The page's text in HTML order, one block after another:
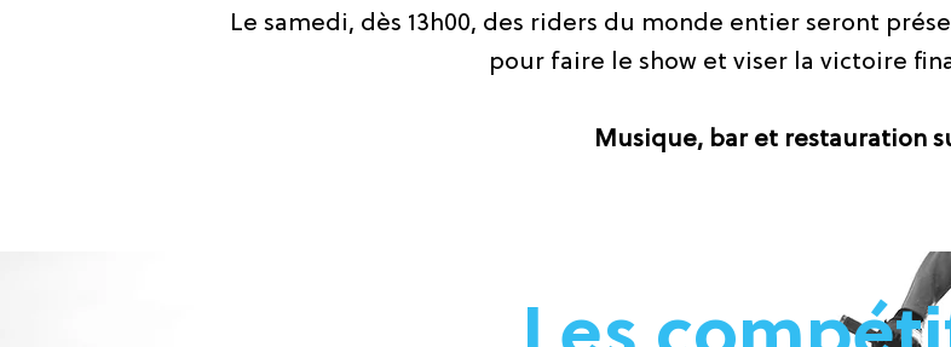
Le samedi, dès 13h00, des riders du monde entier seront
pour faire le show et viser la victoire
Musique, bar et restauration